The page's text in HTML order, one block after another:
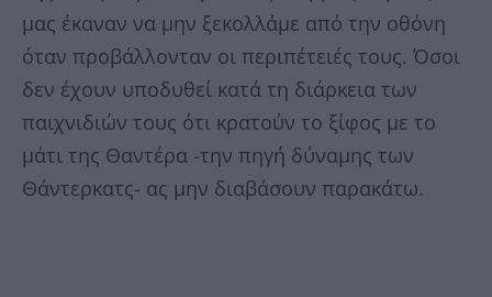
μας έκαναν να μην ξεκολλάμε από την οθόνη
όταν προβάλλονταν οι περιπέτειές τους. Όσοι
δεν έχουν υποδυθεί κατά τη διάρκεια των
παιχνιδιών τους ότι κρατούν το ξίφος με το
μάτι της Θαντέρα -την πηγή δύναμης των
Θάντερκατς- ας μην διαβάσουν παρακάτω.